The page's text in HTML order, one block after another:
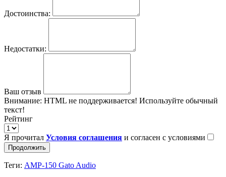
Достоинства:
Недостатки:
Ваш отзыв
Внимание: HTML не поддерживается! Используйте обычный
текст!
Рейтинг
Я прочитал Условия соглашения и согласен с условиями
Продолжить
Теги: AMP-150 Gato Audio